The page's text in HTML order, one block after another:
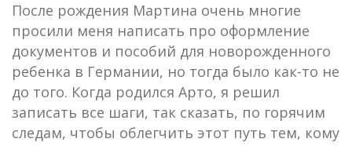
После рождения Мартина очень многие
просили меня написать про оформление
документов и пособий для новорожденного
ребенка в Германии, но тогда было как-то не
до того. Когда родился Арто, я решил
записать все шаги, так сказать, по горячим
следам, чтобы облегчить этот путь тем, кому